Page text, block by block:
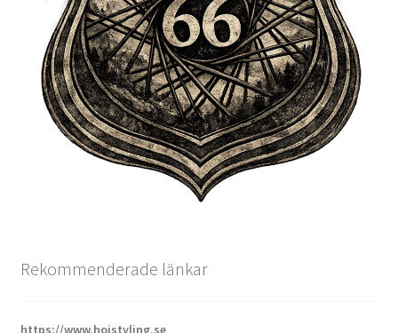
Rekommenderade länkar
https://www.hojstyling.se